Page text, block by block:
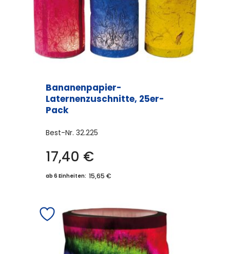
Bananenpapier-
Laternenzuschnitte, 25er-
Pack
Best-Nr. 32.225
17,40 €
ab 6 Einheiten: 15,65 €